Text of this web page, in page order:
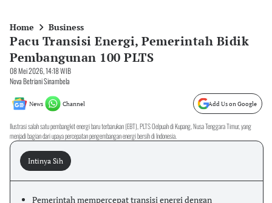
Home Business
Pacu Transisi Energi, Pemerintah Bidik
Pembangunan 100 PLTS
08 Mei 2026, 14:18 WIB
Nova Betriani Sinambela
News Channel Add Us on Google
Ilustrasi salah satu pembangkit energi baru terbarukan (EBT), PLTS Oelpuah di Kupang, Nusa Tenggara Timur, yang
menjadi bagian dari upaya percepatan pengembangan energi bersih di Indonesia.
Intinya Sih
Pemerintah mempercepat transisi energi dengan